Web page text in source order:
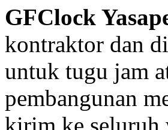
GFClock
kontraktor dan
untuk tugu jam
pembangunan
kirim ke seluruh